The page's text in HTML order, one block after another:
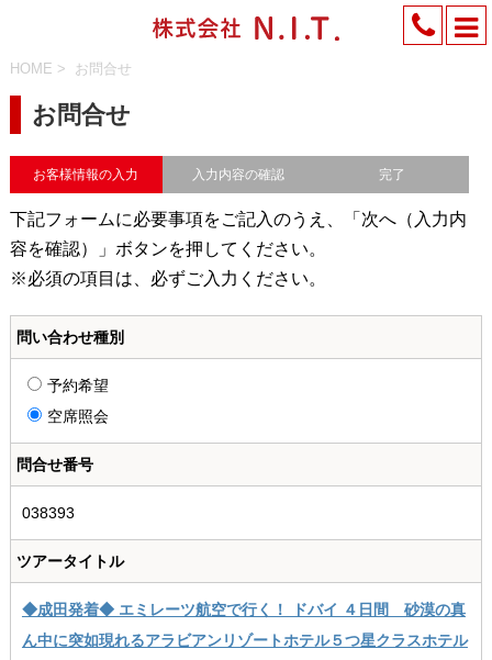
HOME > お問合せ
お問合せ
お客様情報の入力 入力内容の確認 完了
下記フォームに必要事項をご記入のうえ、「次へ（入力内
容を確認）」ボタンを押してください。
※必須の項目は、必ずご入力ください。
問い合わせ種別
予約希望
空席照会
問合せ番号
038393
ツアータイトル
◆成田発着◆ エミレーツ航空で行く！ ドバイ ４日間 砂漠の真
ん中に突如現れるアラビアンリゾートホテル５つ星クラスホテル